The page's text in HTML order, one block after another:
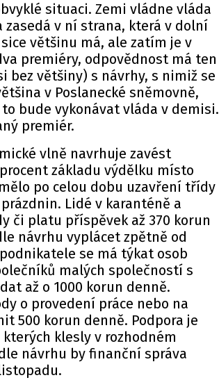
situaci. Zemi vládne vláda
zasedá v ní strana, která v dolní
většinu má, ale zatím je v
premiéry, odpovědnost má ten
bez většiny) s návrhy, s nimiž se
v Poslanecké sněmovně,
bude vykonávat vláda v demisi.
premiér.
vlně navrhuje zavést
základu výdělku místo
po celou dobu uzavření třídy
Lidé v karanténě a
či platu příspěvek až 370 korun
návrhu vyplácet zpětně od
se má týkat osob
malých společností s
až o 1000 korun denně.
o provedení práce nebo na
500 korun denně. Podpora je
klesly v rozhodném
návrhu by finanční správa